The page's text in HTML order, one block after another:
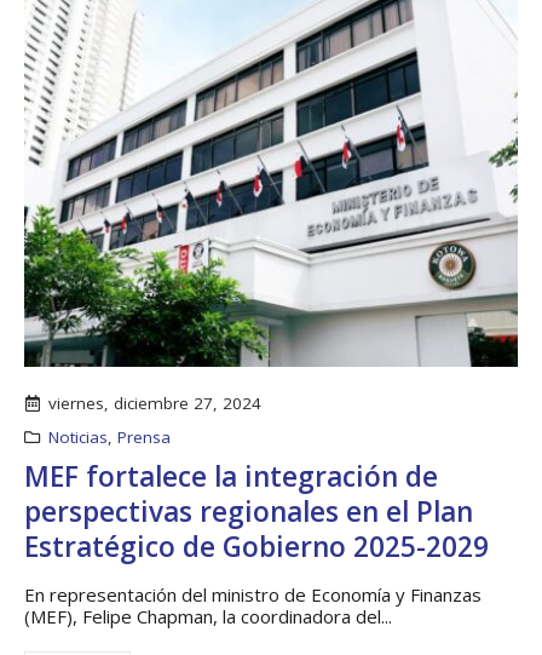
viernes, diciembre 27, 2024
Noticias, Prensa
MEF fortalece la integración de
perspectivas regionales en el Plan
Estratégico de Gobierno 2025-2029
En representación del ministro de Economía y Finanzas
(MEF), Felipe Chapman, la coordinadora del...